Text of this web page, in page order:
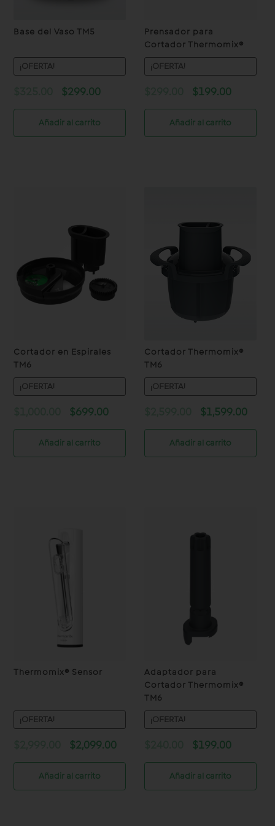
Base del Vaso TM5
¡OFERTA!
Original
price
was:
$325.00.
$299.00Current
price
$299.00.
Añadir al carrito
Prensador para
Cortador Thermomix®
¡OFERTA!
Original
price
was:
$299.00.
$199.00Current
price
$199.00.
Añadir al carrito
Cortador en Espirales
TM6
¡OFERTA!
Original
price
was:
$1,000.00.
$699.00Current
price
$699.00.
Añadir al carrito
Cortador Thermomix®
TM6
¡OFERTA!
Original
price
was:
$2,599.00.
$1,599.00
price
Añadir al carrito
Thermomix® Sensor
¡OFERTA!
Original
price
was:
$2,999.00.
$2,099.00Current
price
$2,099.00.
Añadir al carrito
Adaptador para
Cortador Thermomix®
TM6
¡OFERTA!
Original
price
was:
$240.00.
$199.00Current
price
$199.00.
Añadir al carrito